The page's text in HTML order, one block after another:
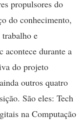
propulsores do
do conhecimento,
e
acontece durante a
do projeto
outros quatro
São eles: Tech
na Computação